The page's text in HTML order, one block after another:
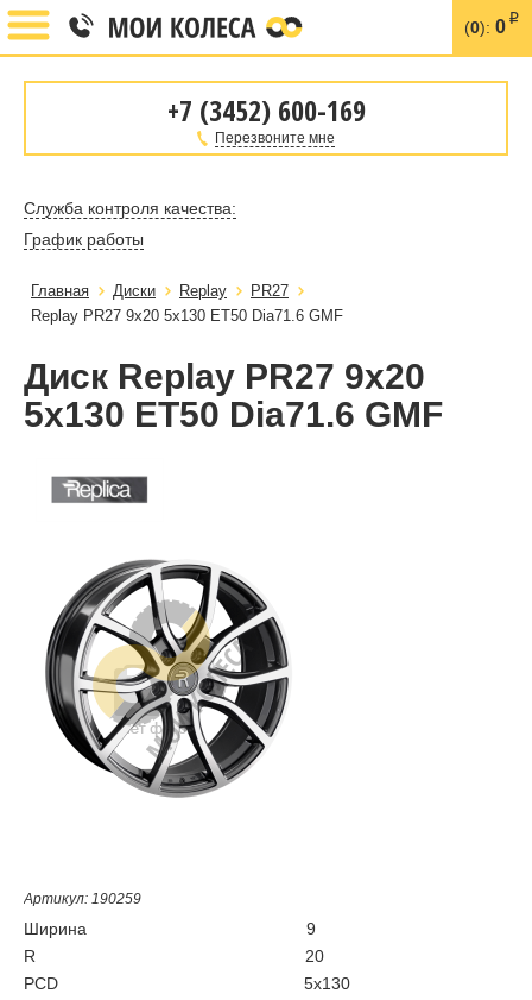
(0): 0 i
+7 (3452) 600-169
Перезвоните мне
Служба контроля качества:
График работы
Главная Диски Replay
PR27
Replay PR27 9x20 5x130 ET50 Dia71.6 GMF
Диск Replay PR27 9x20
5x130 ET50 Dia71.6 GMF
Артикул: 190259
Ширина
9
R
20
PCD
5x130